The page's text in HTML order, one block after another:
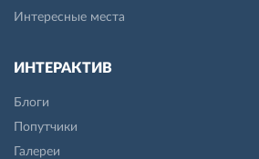
Интересные места
ИНТЕРАКТИВ
Блоги
Попутчики
Галереи